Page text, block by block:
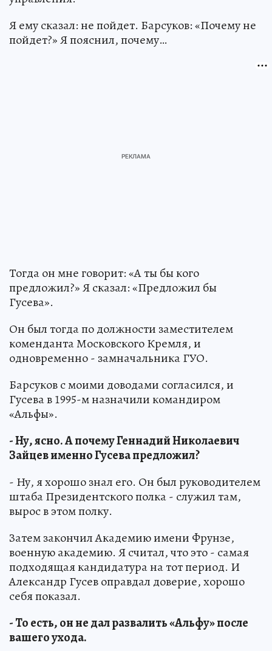
Я ему сказал: не пойдет. Барсуков: «Почему не
пойдет?» Я пояснил, почему…
Тогда он мне говорит: «А ты бы кого
предложил?» Я сказал: «Предложил бы
Гусева».
Он был тогда по должности заместителем
коменданта Московского Кремля, и
одновременно - замначальника ГУО.
Барсуков с моими доводами согласился, и
Гусева в 1995-м назначили командиром
«Альфы».
- Ну, ясно. А почему Геннадий Николаевич
Зайцев именно Гусева предложил?
- Ну, я хорошо знал его. Он был руководителем
штаба Президентского полка - служил там,
вырос в этом полку.
Затем закончил Академию имени Фрунзе,
военную академию. Я считал, что это - самая
подходящая кандидатура на тот период. И
Александр Гусев оправдал доверие, хорошо
себя показал.
- То есть, он не дал развалить «Альфу» после
вашего ухода.